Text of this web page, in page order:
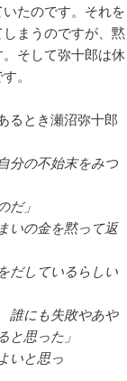
たのです。それを
まうのですが、黙
そして弥十郎は休
。
るとき瀬沼弥十郎
分の不始末をみつ
だ」
いの金を黙って返
だしているらしい
誰にも失敗やあや
と思った」
いと思っ